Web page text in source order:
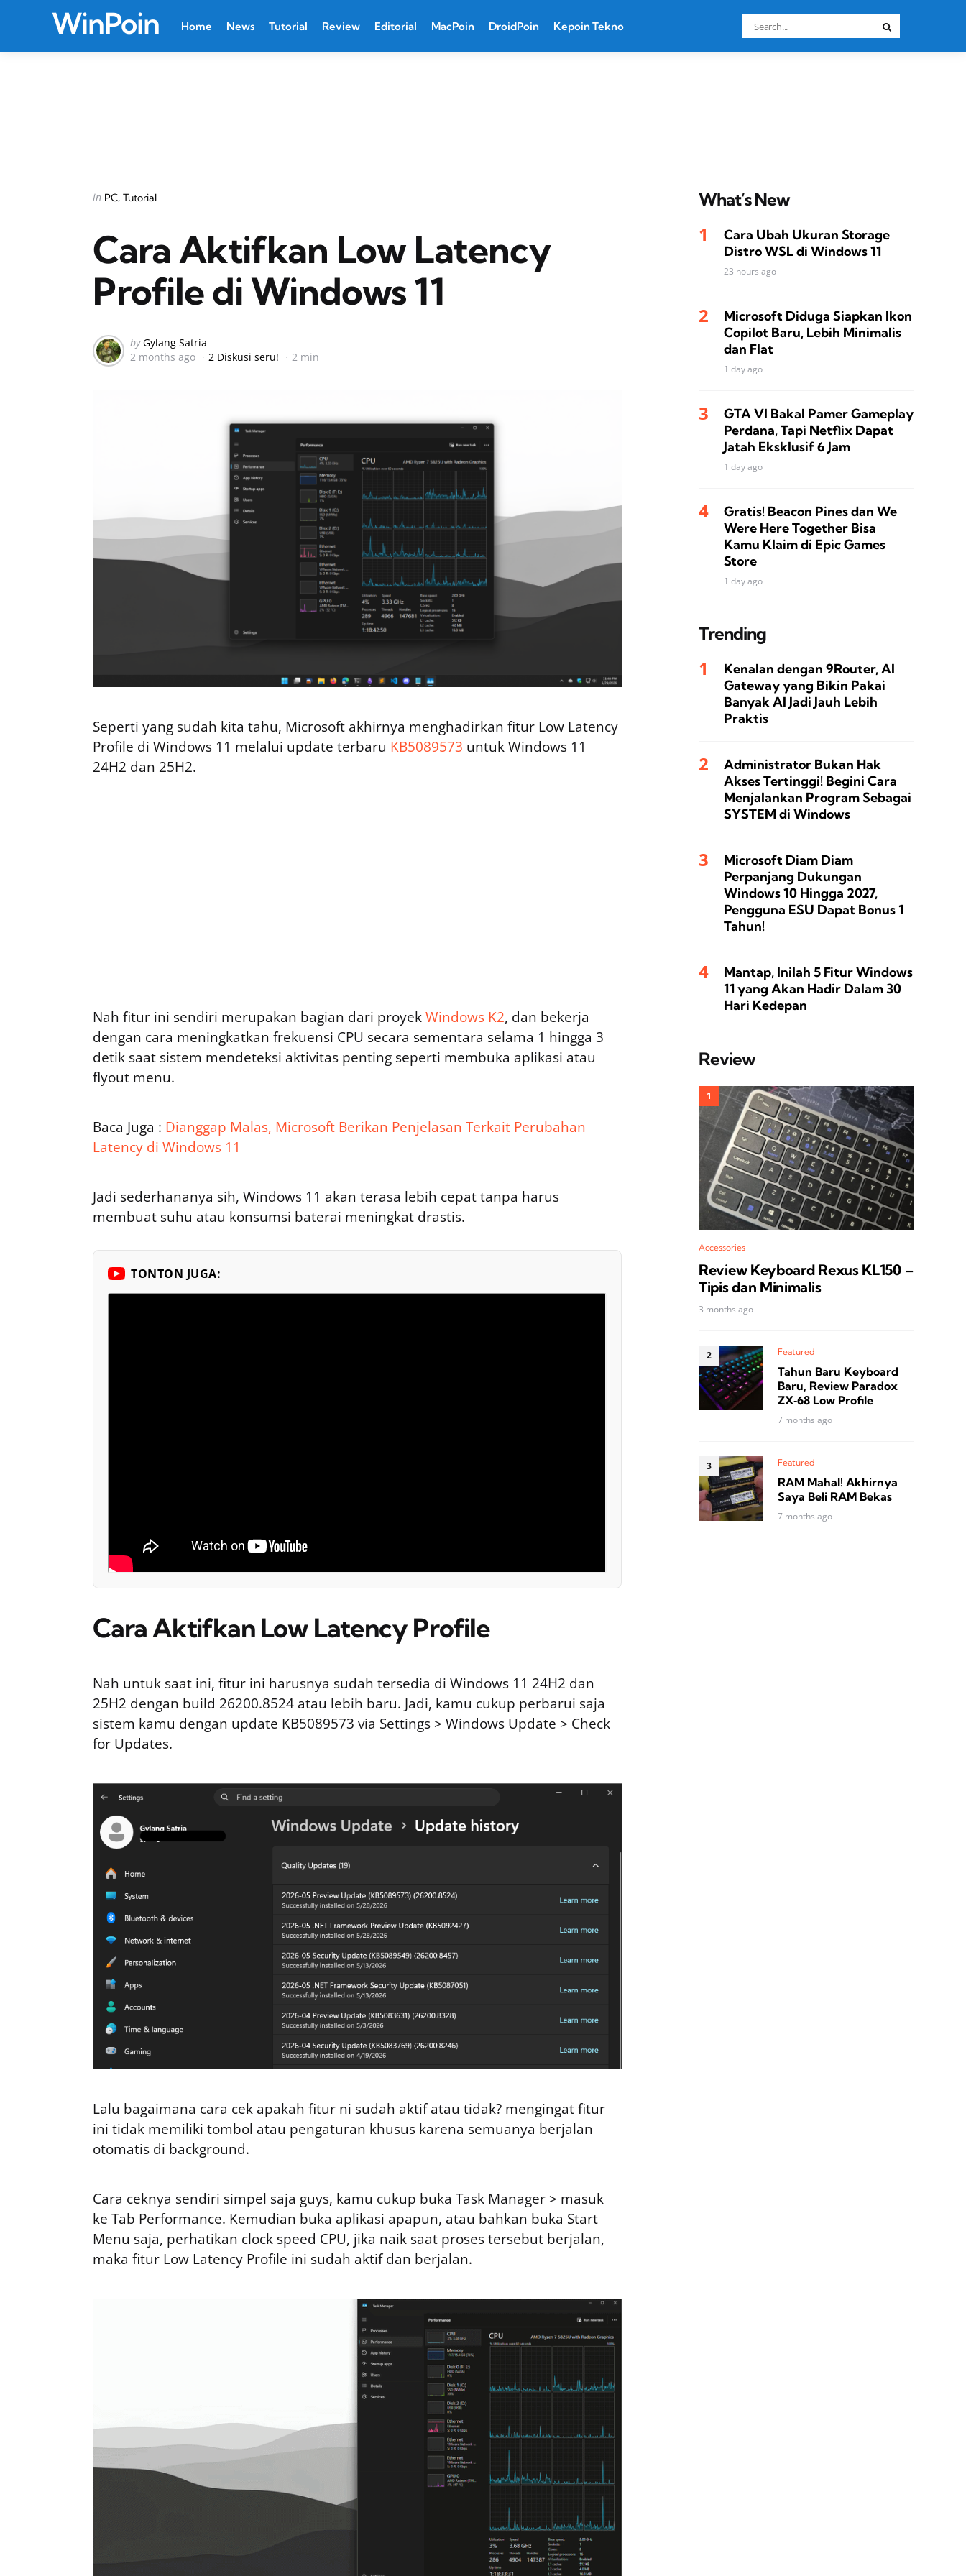
WinPoin Home News Tutorial Review Editorial MacPoin DroidPoin Kepoin Tekno
Search
for:
Categories
Posted
in PC Tutorial
Cara Aktifkan Low Latency
Profile di Windows 11
Posted
by
by Gylang Satria
2 months ago
2 Diskusi seru! 2 min
Seperti yang sudah kita tahu, Microsoft akhirnya menghadirkan fitur Low Latency
Profile di Windows 11 melalui update terbaru KB5089573 untuk Windows 11
24H2 dan 25H2.
Nah fitur ini sendiri merupakan bagian dari proyekWindows K2, dan bekerja
dengan cara meningkatkan frekuensi CPU secara sementara selama 1 hingga 3
detik saat sistem mendeteksi aktivitas penting seperti membuka aplikasi atau
flyout menu.
Baca Juga : Dianggap Malas, Microsoft Berikan Penjelasan Terkait Perubahan
Latency di Windows 11
Jadi sederhananya sih, Windows 11 akan terasa lebih cepat tanpa harus
membuat suhu atau konsumsi baterai meningkat drastis.
TONTON JUGA:
Cara Aktifkan Low Latency Profile
Nah untuk saat ini, fitur ini harusnya sudah tersedia di Windows 11 24H2 dan
25H2 dengan build 26200.8524 atau lebih baru. Jadi, kamu cukup perbarui saja
sistem kamu dengan update KB5089573 via Settings > Windows Update > Check
for Updates.
Lalu bagaimana cara cek apakah fitur ni sudah aktif atau tidak? mengingat fitur
ini tidak memiliki tombol atau pengaturan khusus karena semuanya berjalan
otomatis di background.
Cara ceknya sendiri simpel saja guys, kamu cukup buka Task Manager > masuk
ke Tab Performance. Kemudian buka aplikasi apapun, atau bahkan buka Start
Menu saja, perhatikan clock speed CPU, jika naik saat proses tersebut berjalan,
maka fitur Low Latency Profile ini sudah aktif dan berjalan.
What’s New
Cara Ubah Ukuran Storage
Distro WSL di Windows 11
23 hours ago
Microsoft Diduga Siapkan Ikon
Copilot Baru, Lebih Minimalis
dan Flat
1 day ago
GTA VI Bakal Pamer Gameplay
Perdana, Tapi Netflix Dapat
Jatah Eksklusif 6 Jam
1 day ago
Gratis! Beacon Pines dan We
Were Here Together Bisa
Kamu Klaim di Epic Games
Store
1 day ago
Trending
Kenalan dengan 9Router, AI
Gateway yang Bikin Pakai
Banyak AI Jadi Jauh Lebih
Praktis
Administrator Bukan Hak
Akses Tertinggi! Begini Cara
Menjalankan Program Sebagai
SYSTEM di Windows
Microsoft Diam Diam
Perpanjang Dukungan
Windows 10 Hingga 2027,
Pengguna ESU Dapat Bonus 1
Tahun!
Mantap, Inilah 5 Fitur Windows
11 yang Akan Hadir Dalam 30
Hari Kedepan
Review
Accessories
Review Keyboard Rexus KL150 –
Tipis dan Minimalis
3 months ago
Featured
Tahun Baru Keyboard
Baru, Review Paradox
ZX‑68 Low Profile
7 months ago
Featured
RAM Mahal! Akhirnya
Saya Beli RAM Bekas
7 months ago